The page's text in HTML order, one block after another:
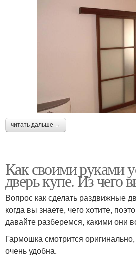
читать дальше →
Как своими руками
дверь купе. Из чего
Вопрос как сделать раздвижные
когда вы знаете, чего хотите,
давайте разберемся, какими они
Гармошка смотрится
очень удобна.